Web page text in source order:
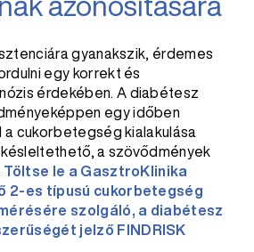
gyanakszik, érdemes
egy korrekt és
érdekében. A diabétesz
egy időben
cukorbetegség kialakulása
a szövődmények
Töltse le a GasztroKlinika
2-es típusú cukorbetegség
szolgáló, a diabétesz
jelző FINDRISK